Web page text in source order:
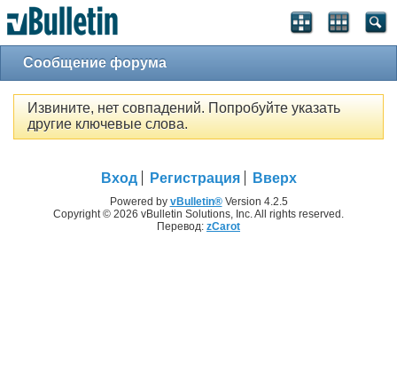
Сообщение форума
Извините, нет совпадений. Попробуйте указать
другие ключевые слова.
Вход Регистрация Вверх
Powered by vBulletin®Version 4.2.5
Copyright © 2026 vBulletin Solutions, Inc. All rights reserved.
Перевод: zCarot